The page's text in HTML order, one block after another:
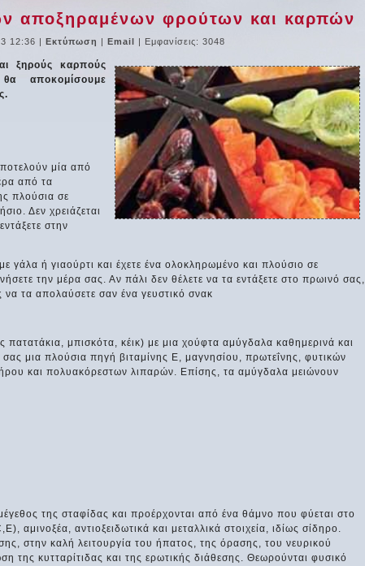
αποξηραμένων φρούτων και καρπών
12:36 | Εκτύπωση | Email | Εμφανίσεις: 3048
ξηρούς καρπούς
αποκομίσουμε
μία από
από τα
πλούσια σε
Δεν χρειάζεται
στην
ή γιαούρτι και έχετε ένα ολοκληρωμένο και πλούσιο σε
την μέρα σας. Αν πάλι δεν θέλετε να τα εντάξετε στο πρωινό σας,
τα απολαύσετε σαν ένα γευστικό σνακ
πατατάκια, μπισκότα, κέικ) με μια χούφτα αμύγδαλα καθημερινά και
μια πλούσια πηγή βιταμίνης Ε, μαγνησίου, πρωτεΐνης, φυτικών
και πολυακόρεστων λιπαρών. Επίσης, τα αμύγδαλα μειώνουν
της σταφίδας και προέρχονται από ένα θάμνο που φύεται στο
αμινοξέα, αντιοξειδωτικά και μεταλλικά στοιχεία, ιδίως σίδηρο.
στην καλή λειτουργία του ήπατος, της όρασης, του νευρικού
της κυτταρίτιδας και της ερωτικής διάθεσης. Θεωρούνται φυσικό